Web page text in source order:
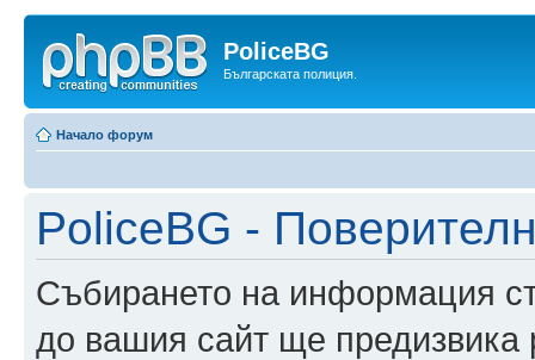
PoliceBG
Българската полиция.
Начало форум
PoliceBG -
Събирането на информация
до вашия сайт ще